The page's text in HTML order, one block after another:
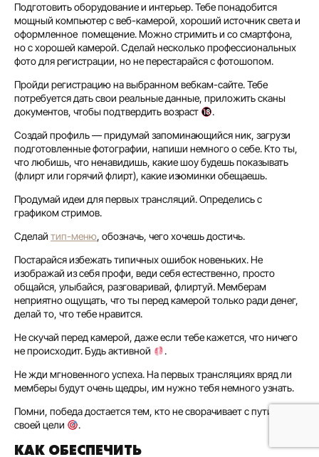
Подготовить оборудование и интерьер. Тебе понадобится
мощный компьютер с веб-камерой, хороший источник света и
оформленное помещение. Можно стримить и со смартфона,
но с хорошей камерой. Сделай несколько профессиональных
фото для регистрации, но не перестарайся с фотошопом.
Пройди регистрацию на выбранном вебкам-сайте. Тебе
потребуется дать свои реальные данные, приложить сканы
документов, чтобы подтвердить возраст
.
Создай профиль — придумай запоминающийся ник, загрузи
подготовленные фотографии, напиши немного о себе. Кто ты,
что любишь, что ненавидишь, какие шоу будешь показывать
(флирт или горячий флирт), какие изюминки обещаешь.
Продумай идеи для первых трансляций. Определись с
графиком стримов.
Сделай тип-меню, обозначь, чего хочешь достичь.
Постарайся избежать типичных ошибок новеньких. Не
изображай из себя профи, веди себя естественно, просто
общайся, улыбайся, разговаривай, флиртуй. Мемберам
неприятно ощущать, что ты перед камерой только ради денег,
делай то, что тебе нравится.
Не скучай перед камерой, даже если тебе кажется, что ничего
не происходит. Будь активной
.
Не жди мгновенного успеха. На первых трансляциях вряд ли
мемберы будут очень щедры, им нужно тебя немного узнать.
Помни, победа достается тем, кто не сворачивает с пути к
своей цели
.
КАК ОБЕСПЕЧИТЬ